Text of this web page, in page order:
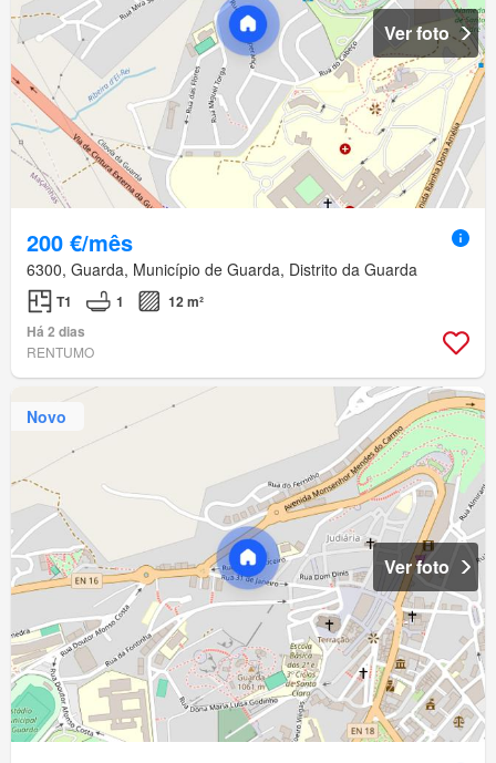
Ver foto
200 €/mês
6300, Guarda, Município de Guarda, Distrito da Guarda
T1 1
12 m²
Há 2 dias
RENTUMO
Novo
Ver foto